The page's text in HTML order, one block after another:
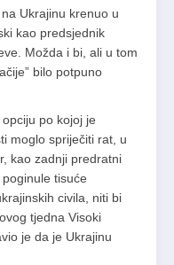
Ukrajinu krenuo u
kao predsjednik
Možda i bi, ali u tom
bilo potpuno
po kojoj je
moglo spriječiti rat, u
kao zadnji predratni
tisuće
civila, niti bi
tjedna Visoki
je da je Ukrajinu